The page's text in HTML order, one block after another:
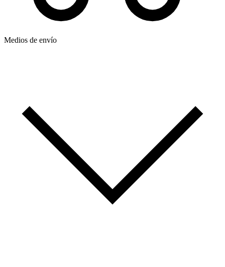
Medios de envío